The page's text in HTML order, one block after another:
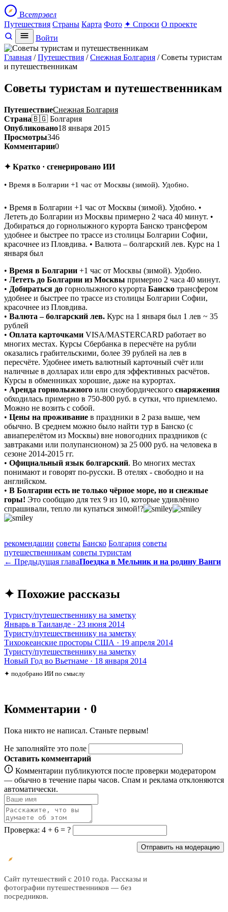
Всетрэвел
Путешествия Страны Карта Фото ✦ Спроси О проекте
Войти
Главная /Путешествия /Снежная Болгария / Советы туристам
и путешественникам
Советы туристам и путешественникам
ПутешествиеСнежная Болгария
Страна🇧🇬 Болгария
Опубликовано18 января 2015
Просмотры346
Комментарии0
✦ Кратко · сгенерировано ИИ
• Время в Болгарии +1 час от Москвы (зимой). Удобно.
• Время в Болгарии +1 час от Москвы (зимой). Удобно. •
Лететь до Болгарии из Москвы примерно 2 часа 40 минут. •
Добираться до горнолыжного курорта Банско трансфером
удобнее и быстрее по трассе из столицы Болгарии Софии,
красочнее из Пловдива. • Валюта – болгарский лев. Курс на 1
января был
• Время в Болгарии +1 час от Москвы (зимой). Удобно.
• Лететь до Болгарии из Москвы примерно 2 часа 40 минут.
• Добираться до горнолыжного курорта Банско трансфером
удобнее и быстрее по трассе из столицы Болгарии Софии,
красочнее из Пловдива.
• Валюта – болгарский лев. Курс на 1 января был 1 лев ~ 35
рублей
• Оплата карточками VISA/MASTERCARD работает во
многих местах. Курсы Сбербанка в пересчёте на рубли
оказались грабительскими, более 39 рублей на лев в
пересчёте. Удобнее иметь валютный карточный счёт или
наличные в долларах или евро для эффективных расчётов.
Курсы в обменниках хорошие, даже на курортах.
• Аренда горнолыжного или сноубордического снаряжения
обходилась примерно в 750-800 руб. в сутки, что приемлемо.
Можно не возить с собой.
• Цены на проживание в праздники в 2 раза выше, чем
обычно. В среднем можно было найти тур в Банско (с
авиаперелётом из Москвы) вне новогодних праздников (с
завтраками или полупансионом) за 25 000 руб. на человека в
сезоне 2014-2015 гг.
• Официальный язык болгарский. Во многих местах
понимают и говорят по-русски. В отелях - свободно и на
английском.
• В Болгарии есть не только чёрное море, но и снежные
горы! Это сообщаю для тех 9 из 10, которые удивлённо
спрашивали, тепло ли купаться зимой!?
рекомендации советы Банско Болгария советы
путешественникам советы туристам
← Предыдущая главаПоездка в Мельник и на родину Ванги
✦ Похожие рассказы
Туристу/путешественнику на заметку
Январь в Таиланде · 23 июня 2014
Туристу/путешественнику на заметку
Тихоокеанские просторы США · 19 апреля 2014
Туристу/путешественнику на заметку
Новый Год во Вьетнаме · 18 января 2014
✦ подобрано ИИ по смыслу
Комментарии · 0
Пока никто не написал. Станьте первым!
Не заполняйте это поле
Оставить комментарий
Комментарии публикуются после проверки модератором
— обычно в течение пары часов. Спам и реклама отклоняются
автоматически.
Проверка: 4 + 6 = ?
Отправить на модерацию
Сайт путешествий с 2010 года. Рассказы и
фотографии путешественников — без
посредников.